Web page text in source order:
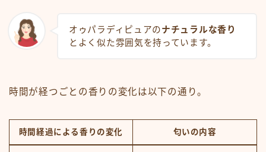
オゥパラディピュアのナチュラルな香り
とよく似た雰囲気を持っています。
時間が経つごとの香りの変化は以下の通り。
時間経過による香りの変化 匂いの内容